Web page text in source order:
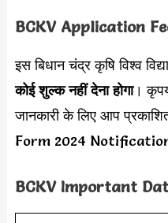
BCKV Application
इस बिधान चंद्र कृषि विश्व
कोई शुल्क नहीं देना होगा।
जानकारी के लिए आप
Form 2024
BCKV Important